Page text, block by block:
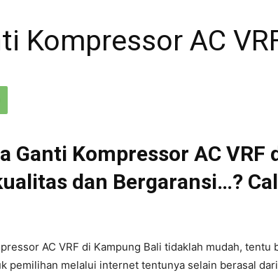
Kompressor AC
Ganti Kompressor AC
dan Bergaransi…?
AC VRF di Kampung Bali tidaklah mudah,
pemilihan melalui internet tentunya selain berasal